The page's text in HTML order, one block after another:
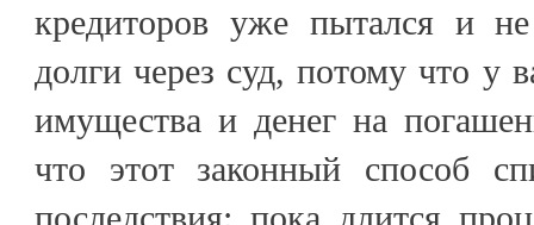
кредиторов уже пытался и
долги через суд, потому что у
имущества и денег на
что этот законный способ
последствия: пока длится